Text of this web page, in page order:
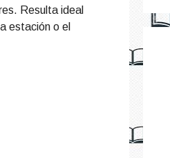
Resulta ideal
estación o el